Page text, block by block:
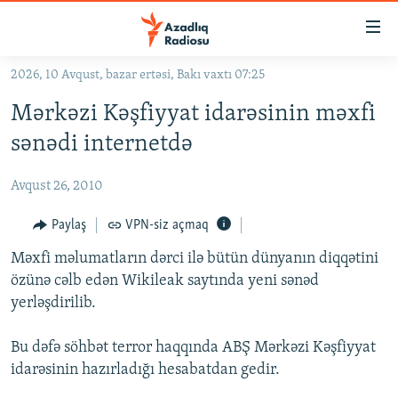
Əsas
qayıt
Əsas
qayıt
#ƏSLINDƏ
FƏRQƏ BAX
QANUNI DOĞRU
ARAŞDIRMA
VIDEO
RADIO ARXIV
2026, 10 Avqust, bazar ertəsi, Bakı vaxtı 07:25
Mərkəzi Kəşfiyyat idarəsinin məxfi
sənədi internetdə
Avqust 26, 2010
Paylaş VPN-siz açmaq
Məxfi məlumatların dərci ilə bütün dünyanın diqqətini
özünə cəlb edən Wikileak saytında yeni sənəd
yerləşdirilib.
Bu dəfə söhbət terror haqqında ABŞ Mərkəzi Kəşfiyyat
idarəsinin hazırladığı hesabatdan gedir.